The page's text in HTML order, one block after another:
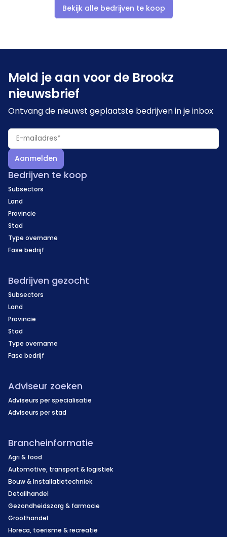
na de overname. De onderneming zoekt primair een
Bekijk alle bedrijven te koop
Meld je aan voor de Brookz
nieuwsbrief
Ontvang de nieuwst geplaatste bedrijven in je inbox
Aanmelden
Bedrijven te koop
Subsectors
Land
Provincie
Stad
Type overname
Fase bedrijf
Bedrijven gezocht
Subsectors
Land
Provincie
Stad
Type overname
Fase bedrijf
Adviseur zoeken
Adviseurs per specialisatie
Adviseurs per stad
Brancheinformatie
Agri & food
Automotive, transport & logistiek
Bouw & Installatietechniek
Detailhandel
Gezondheidszorg & farmacie
Groothandel
Horeca, toerisme & recreatie